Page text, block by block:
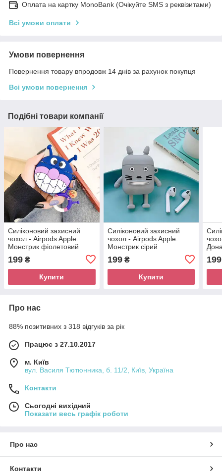
Оплата на картку MonoBank (Очікуйте SMS з реквізитами)
Всі умови оплати
Умови повернення
Повернення товару впродовж 14 днів за рахунок покупця
Всі умови повернення
Подібні товари компанії
Силіконовий захисний
чохол - Airpods Apple.
Монстрик фіолетовий
199 ₴
Купити
Силіконовий захисний
чохол - Airpods Apple.
Монстрик сірий
199₴
Купити
199
Про нас
88% позитивних з 318 відгуків за рік
Працює з 27.10.2017
м. Київ
вул. Василя Тютюнника, б. 11/2, Київ, Україна
Контакти
Сьогодні вихідний
Показати весь графік роботи
Про нас
Контакти